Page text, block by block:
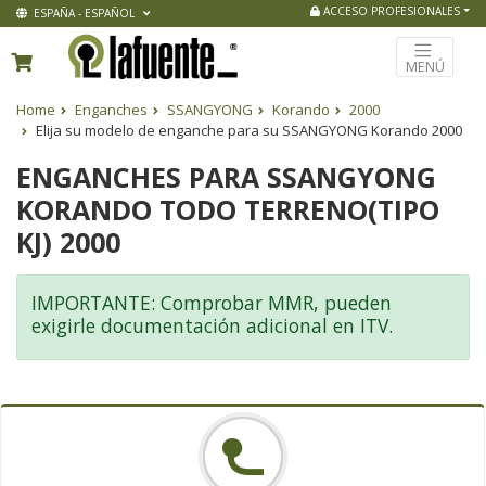
ESPAÑA - ESPAÑOL ACCESO PROFESIONALES
MENÚ
Home Enganches SSANGYONG Korando
2000
Elija su modelo de enganche para su SSANGYONG Korando 2000
ENGANCHES PARA SSANGYONG
KORANDO TODO TERRENO(TIPO
KJ) 2000
IMPORTANTE: Comprobar MMR, pueden
exigirle documentación adicional en ITV.